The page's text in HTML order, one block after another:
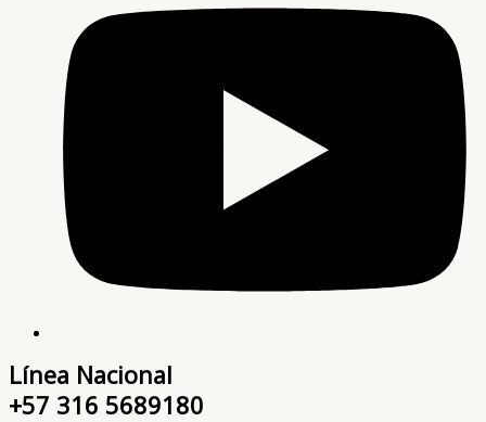
Línea Nacional
+57 316 5689180